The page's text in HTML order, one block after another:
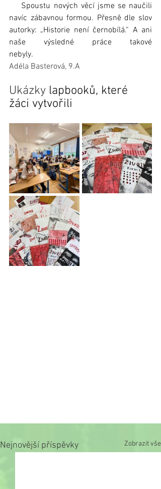
Spoustu nových věcí jsme se naučili
navíc zábavnou formou. Přesně dle slov
autorky: „Historie není černobílá.“ A ani
naše výsledné práce takové
nebyly.
Adéla Basterová, 9.A
Ukázky lapbooků, které
žáci vytvořili
Nejnovější příspěvky Zobrazit vše